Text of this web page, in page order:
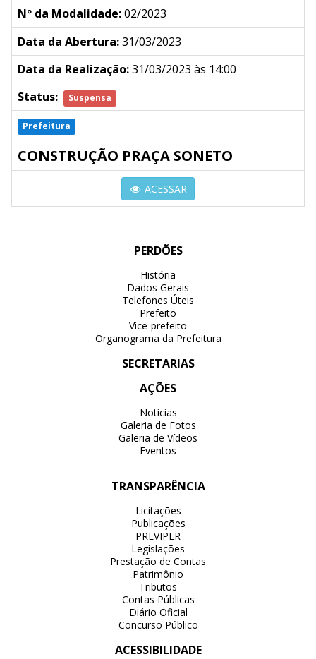
Nº da Modalidade:02/2023
Data da Abertura:31/03/2023
Data da Realização:31/03/2023 às 14:00
Status:
Suspensa
Prefeitura
CONSTRUÇÃO PRAÇA SONETO
ACESSAR
PERDÕES
História
Dados Gerais
Telefones Úteis
Prefeito
Vice-prefeito
Organograma da Prefeitura
SECRETARIAS
AÇÕES
Notícias
Galeria de Fotos
Galeria de Vídeos
Eventos
TRANSPARÊNCIA
Licitações
Publicações
PREVIPER
Legislações
Prestação de Contas
Patrimônio
Tributos
Contas Públicas
Diário Oficial
Concurso Público
ACESSIBILIDADE